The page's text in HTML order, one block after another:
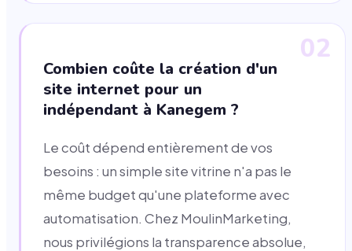
02
Combien coûte la création d'un
site internet pour un
indépendant à Kanegem ?
Le coût dépend entièrement de vos
besoins : un simple site vitrine n'a pas le
même budget qu'une plateforme avec
automatisation. Chez MoulinMarketing,
nous privilégions la transparence absolue,